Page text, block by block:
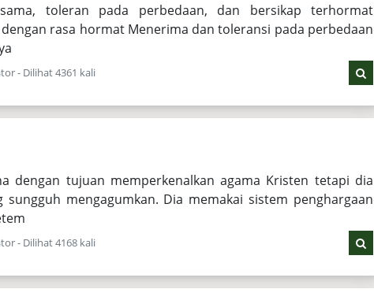
toleran pada perbedaan, dan bersikap terhormat
rasa hormat Menerima dan toleransi pada perbedaan
- Dilihat 4361 kali
dengan tujuan memperkenalkan agama Kristen tetapi dia
sungguh mengagumkan. Dia memakai sistem penghargaan
- Dilihat 4168 kali